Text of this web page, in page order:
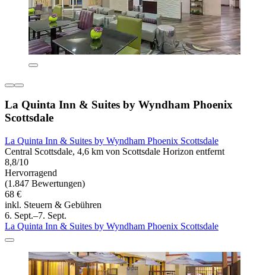
La Quinta Inn & Suites by Wyndham Phoenix
Scottsdale
La Quinta Inn & Suites by Wyndham Phoenix Scottsdale
Central Scottsdale, 4,6 km von Scottsdale Horizon entfernt
8,8/10
Hervorragend
(1.847 Bewertungen)
68 €
inkl. Steuern & Gebühren
6. Sept.–7. Sept.
La Quinta Inn & Suites by Wyndham Phoenix Scottsdale